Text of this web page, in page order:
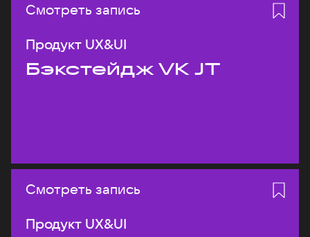
Смотреть запись
Продукт UX&UI
Бэкстейдж VK JT
Смотреть запись
Продукт UX&UI